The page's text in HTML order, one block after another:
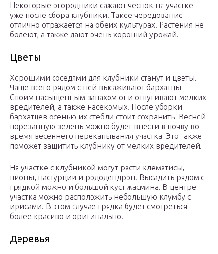
Некоторые огородники сажают чеснок на участке
уже после сбора клубники. Такое чередование
отлично отражается на обеих культурах. Растения не
болеют, а также дают очень хороший урожай.
Цветы
Хорошими соседями для клубники станут и цветы.
Чаще всего рядом с ней высаживают бархатцы.
Своим насыщенным запахом они отпугивают мелких
вредителей, а также насекомых. После уборки
бархатцев осенью их стебли стоит сохранить. Весной
порезанную зелень можно будет внести в почву во
время весеннего перекапывания участка. Это также
поможет защитить клубнику от мелких вредителей.
На участке с клубникой могут расти клематисы,
пионы, настурции и рододендрон. Высадить рядом с
грядкой можно и большой куст жасмина. В центре
участка можно расположить небольшую клумбу с
ирисами. В этом случае грядка будет смотреться
более красиво и оригинально.
Деревья